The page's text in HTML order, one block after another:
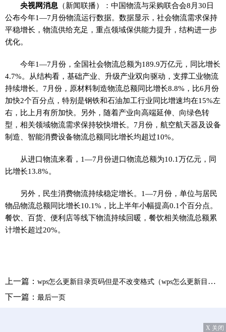
央视网消息 （新闻联播）：中国物流与采购联合会8月30日
公布今年1—7月份物流运行数据。数据显示，社会物流需求保持
平稳增长，物流供给充足，重点领域保供能力提升，结构进一步
优化。
今年1—7月份，全国社会物流总额为189.9万亿元，同比增长
4.7%。从结构看，基础产业、升级产业双向驱动，支撑工业物流
持续增长。7月份，原材料制造物流总额同比增长8.8%，比6月份
加快2个百分点，特别是钢铁和石油加工行业同比增速均在15%左
右，比上月有所加快。另外，随着产业向高端延伸、向绿色转
型，相关领域物流需求保持较快增长。7月份，航空航天器及设备
制造、智能消费设备物流总额同比增长均超过10%。
从进口物流来看，1—7月份进口物流总额为10.1万亿元，同
比增长13.8%。
另外，民生消费物流持续稳定增长。1—7月份，单位与居民
物品物流总额同比增长10.1%，比上半年小幅提高0.1个百分点。
餐饮、百货、便利店等线下物流持续回暖，餐饮相关物流总额累
计增长超过20%。
上一篇： wps怎么更新目录页码但是不改变格式（wps怎么更新目录页码）
下一篇： 最后一页
X 关闭